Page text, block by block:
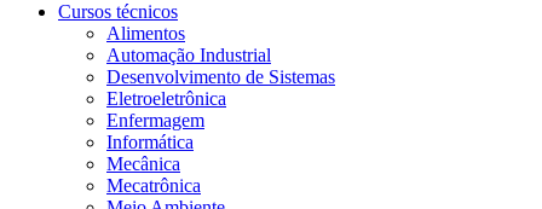
Cursos técnicos
Alimentos
Automação Industrial
Desenvolvimento de Sistemas
Eletroeletrônica
Enfermagem
Informática
Mecânica
Mecatrônica